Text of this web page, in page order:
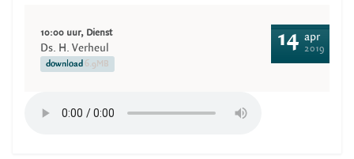
10:00 uur, Dienst
Ds. H. Verheul
download 6.9MB
14 apr
2019